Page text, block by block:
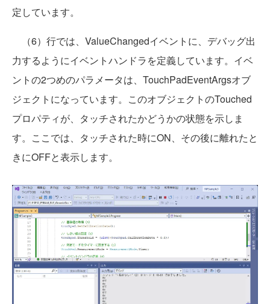
定しています。
（6）行では、ValueChangedイベントに、デバッグ出
力するようにイベントハンドラを定義しています。イベ
ントの2つめのパラメータは、TouchPadEventArgsオブ
ジェクトになっています。このオブジェクトのTouched
プロパティが、タッチされたかどうかの状態を示しま
す。ここでは、タッチされた時にON、その後に離れたと
きにOFFと表示します。